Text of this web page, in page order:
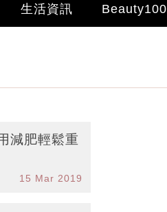
生活資訊 Beauty100
減肥輕鬆重
15 Mar 2019